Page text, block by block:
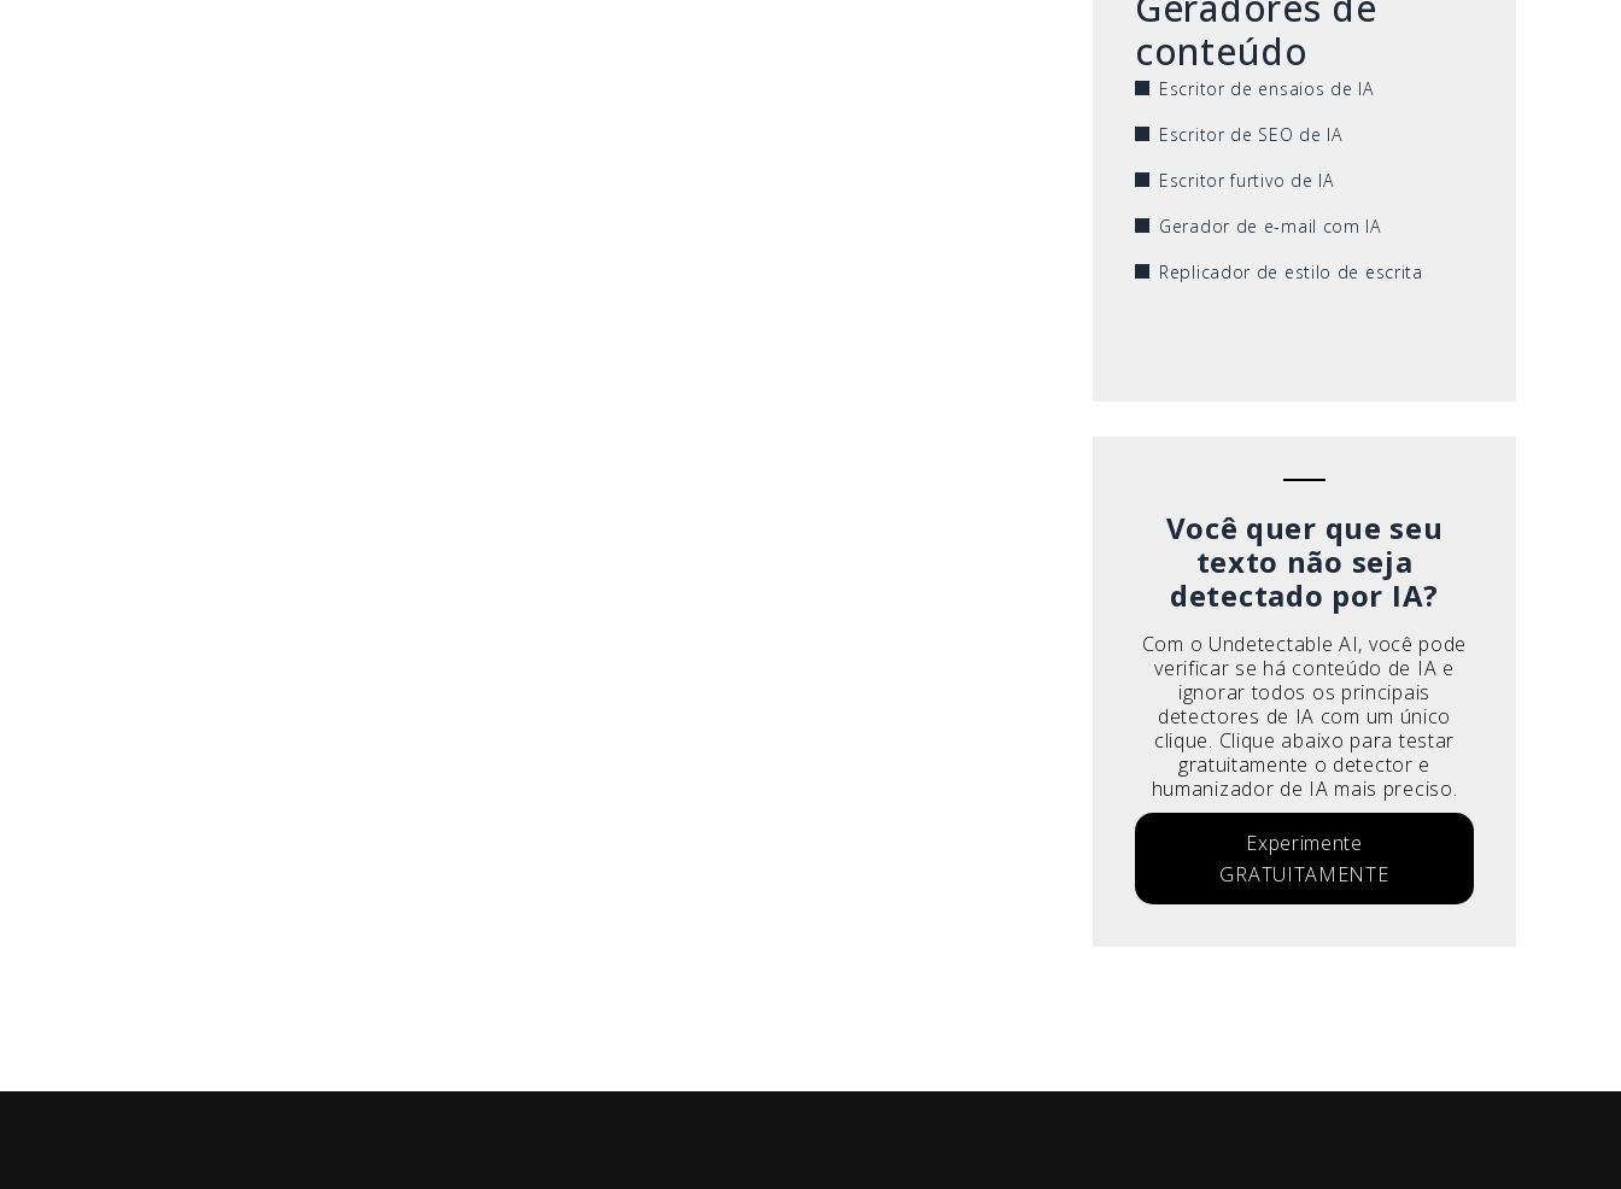
conteúdo
Escritor de ensaios de IA
Escritor de SEO de IA
Escritor furtivo de IA
Gerador de e-mail com IA
Replicador de estilo de escrita
Você quer que seu
texto não seja
detectado por IA?
Com o Undetectable AI, você pode
verificar se há conteúdo de IA e
ignorar todos os principais
detectores de IA com um único
clique. Clique abaixo para testar
gratuitamente o detector e
humanizador de IA mais preciso.
Experimente
GRATUITAMENTE